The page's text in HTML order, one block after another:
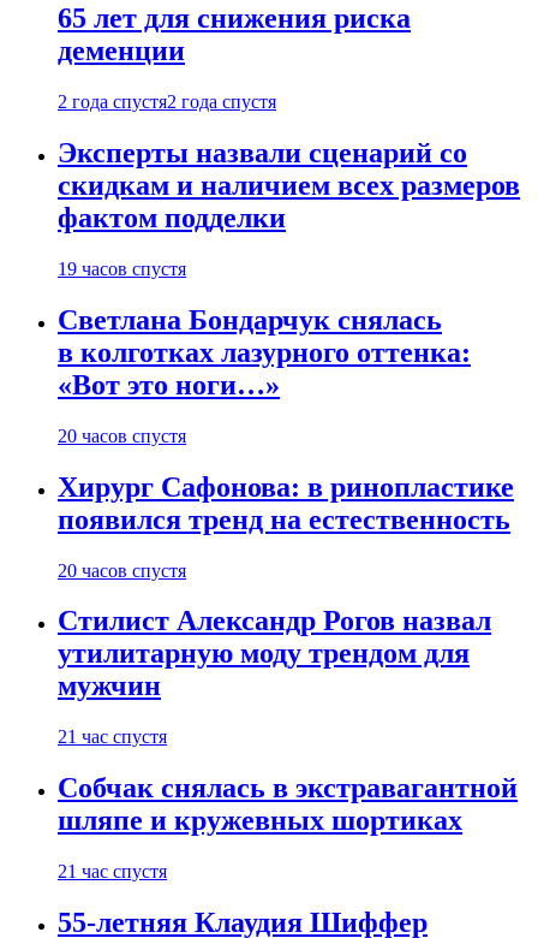
65 лет для снижения риска
деменции
2 года спустя2 года спустя
Эксперты назвали сценарий со
скидкам и наличием всех размеров
фактом подделки
19 часов спустя
Светлана Бондарчук снялась
в колготках лазурного оттенка:
«Вот это ноги…»
20 часов спустя
Хирург Сафонова: в ринопластике
появился тренд на естественность
20 часов спустя
Стилист Александр Рогов назвал
утилитарную моду трендом для
мужчин
21 час спустя
Собчак снялась в экстравагантной
шляпе и кружевных шортиках
21 час спустя
55-летняя Клаудия Шиффер